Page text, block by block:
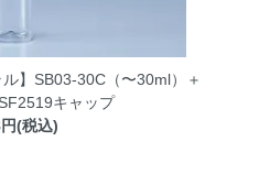
】SB03-30C（〜30ml）＋
キャップ
(税込)